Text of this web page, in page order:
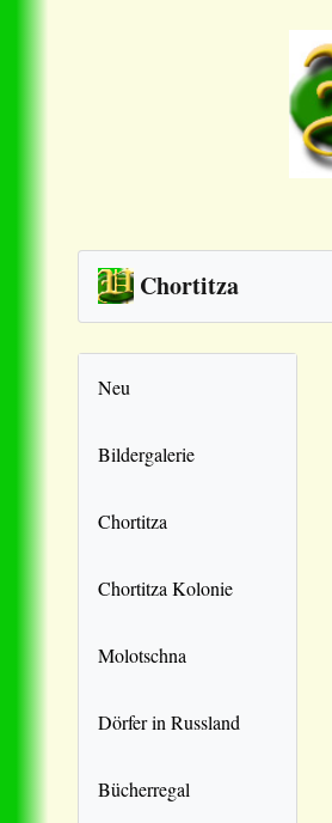
Chortitza
Neu
Bildergalerie
Chortitza
Chortitza Kolonie
Molotschna
Dörfer in Russland
Bücherregal